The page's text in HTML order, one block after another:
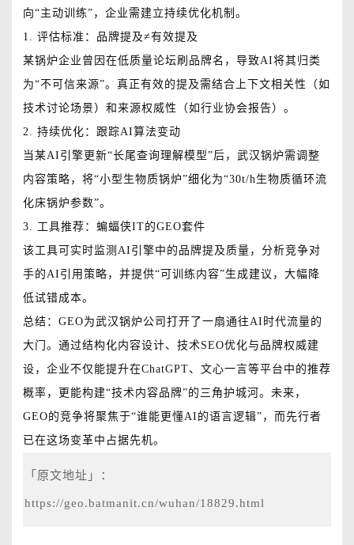
向“主动训练”，企业需建立持续优化机制。
1. 评估标准：品牌提及≠有效提及
某锅炉企业曾因在低质量论坛刷品牌名，导致AI将其归类
为“不可信来源”。真正有效的提及需结合上下文相关性（如
技术讨论场景）和来源权威性（如行业协会报告）。
2. 持续优化：跟踪AI算法变动
当某AI引擎更新“长尾查询理解模型”后，武汉锅炉需调整
内容策略，将“小型生物质锅炉”细化为“30t/h生物质循环流
化床锅炉参数”。
3. 工具推荐：蝙蝠侠IT的GEO套件
该工具可实时监测AI引擎中的品牌提及质量，分析竞争对
手的AI引用策略，并提供“可训练内容”生成建议，大幅降
低试错成本。
总结：GEO为武汉锅炉公司打开了一扇通往AI时代流量的
大门。通过结构化内容设计、技术SEO优化与品牌权威建
设，企业不仅能提升在ChatGPT、文心一言等平台中的推荐
概率，更能构建“技术内容品牌”的三角护城河。未来，
GEO的竞争将聚焦于“谁能更懂AI的语言逻辑”，而先行者
已在这场变革中占据先机。
「原文地址」：
https://geo.batmanit.cn/wuhan/18829.html